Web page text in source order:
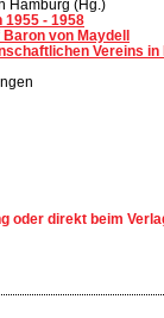
Hamburg (Hg.)
1955 - 1958
von Maydell
Vereins in
oder direkt beim